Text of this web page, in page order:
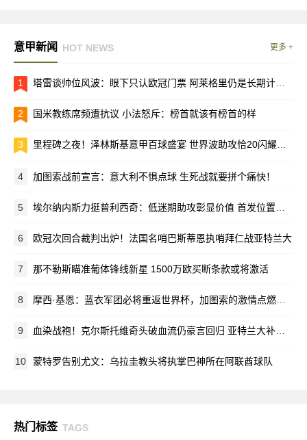
意甲新闻 HOT NEWS 更多 +
1 塔雷谈帅位风波：眼下只认欧冠门票 阿莱格里仍是长期计划核心
2 国米教练席频遭抗议 小法怒斥：榜首就该有榜首的样
3 里程碑之夜！泽林斯基意甲百球盛宴 世界波助攻恰20闪耀梅阿查
4 加图索战前宣言：意大利不惧点球 生死战就要拼个痛快！
5 埃尔纳内斯力挺普利西奇：低迷期助攻彰显价值 首发位置该留给他
6 欧冠次回合裁判出炉！法国名哨巴斯蒂恩执哨拜仁战亚特兰大
7 那不勒斯瞄准葡体锋线新星 1500万欧买断条款或将激活
8 摩西·基恩：蓝衣军团必将重返世界杯，加图索的激情点燃全队
9 血染战袍！克尔斯托维奇头破血流仍豪言回归 亚特兰大补时绝杀创奇迹
10 蒙特罗告别尤文：乌拉圭教头将执掌巴神所在阿联酋球队
热门标签 TAGS